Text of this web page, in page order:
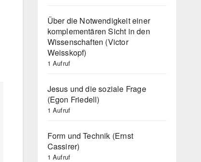
Über die Notwendigkeit einer
komplementären Sicht in den
Wissenschaften (Victor
Weisskopf)
1 Aufruf
Jesus und die soziale Frage
(Egon Friedell)
1 Aufruf
Form und Technik (Ernst
Cassirer)
1 Aufruf